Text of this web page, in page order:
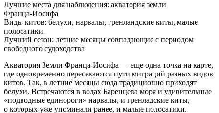
Лучшие места для наблюдения: акватория земли
Франца-Иосифа
Виды китов: белухи, нарвалы, гренландские киты, малые
полосатики.
Лучший сезон: летние месяцы совпадающие с периодом
свободного судоходства
Акватория Земли Франца-Иосифа — еще одна точка на карте,
где одновременно пересекаются пути миграций разных видов
китов. Так, в летние месяцы сюда традиционно приходят
белухи. Встречаются в водах Баренцева моря и удивительные
«подводные единороги» нарвалы, и гренладские киты,
о которых уже упоминали ранее, и малые полосатики.